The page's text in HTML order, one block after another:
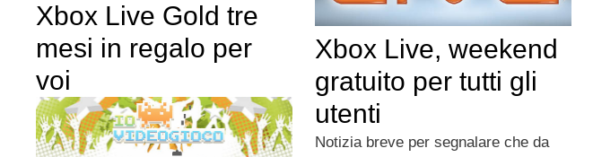
Xbox Live Gold tre
mesi in regalo per
voi
Xbox Live, weekend
gratuito per tutti gli
utenti
Notizia breve per segnalare che da